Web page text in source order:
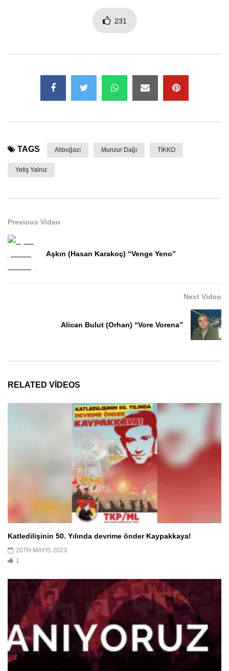
231
TAGS Aliboğazı Munzur Dağı TİKKO
Yetiş Yalnız
Previous Video
Aşkın (Hasan Karakoç) “Venge Yeno”
Next Video
Alican Bulut (Orhan) “Vore Vorena”
RELATED VIDEOS
Katledilişinin 50. Yılında devrime önder Kaypakkaya!
20TH MAYIS 2023
1